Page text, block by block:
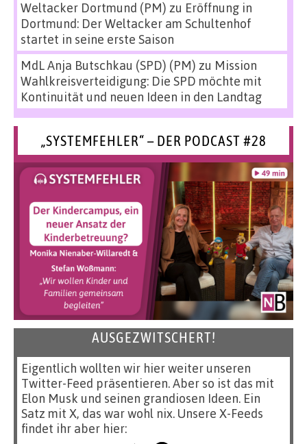
Weltacker Dortmund (PM) zu Eröffnung in
Dortmund: Der Weltacker am Schultenhof
startet in seine erste Saison
MdL Anja Butschkau (SPD) (PM) zu Mission
Wahlkreisverteidigung: Die SPD möchte mit
Kontinuität und neuen Ideen in den Landtag
„SYSTEMFEHLER“ – DER PODCAST #28
AUSGEZWITSCHERT!
Eigentlich wollten wir hier weiter unseren
Twitter-Feed präsentieren. Aber so ist das mit
Elon Musk und seinen grandiosen Ideen. Ein
Satz mit X, das war wohl nix. Unsere X-Feeds
findet ihr aber hier: